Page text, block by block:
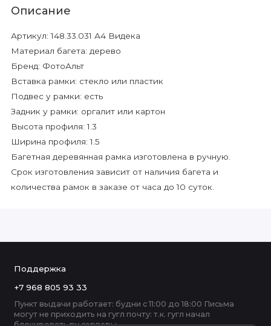
Описание
Артикул: 148.33.031 А4 Видека
Материал багета: дерево
Бренд: ФотоАльт
Вставка рамки: стекло или пластик
Подвес у рамки: есть
Задник у рамки: оргалит или картон
Высота профиля: 1.3
Ширина профиля: 1.5
Багетная деревянная рамка изготовлена в ручную.
Срок изготовления зависит от наличия багета и
количества рамок в заказе от часа до 10 суток.
Поддержка
+7 968 805 93 33
Пункт выдачи работает: будни с 11:00 до 18:00 Письма
могут не приходить на гугл почту: т.к. гугл начал